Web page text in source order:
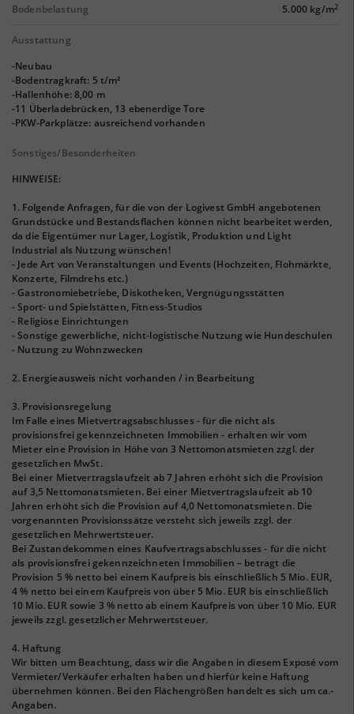
Bodenbelastung 5.000 kg/m2
Ausstattung
-Neubau
-Bodentragkraft: 5 t/m²
-Hallenhöhe: 8,00 m
-11 Überladebrücken, 13 ebenerdige Tore
-PKW-Parkplätze: ausreichend vorhanden
Sonstiges/Besonderheiten
HINWEISE:
1. Folgende Anfragen, für die von der Logivest GmbH angebotenen
Grundstücke und Bestandsflächen können nicht bearbeitet werden,
da die Eigentümer nur Lager, Logistik, Produktion und Light
Industrial als Nutzung wünschen!
- Jede Art von Veranstaltungen und Events (Hochzeiten, Flohmärkte,
Konzerte, Filmdrehs etc.)
- Gastronomiebetriebe, Diskotheken, Vergnügungsstätten
- Sport- und Spielstätten, Fitness-Studios
- Religiöse Einrichtungen
- Sonstige gewerbliche, nicht-logistische Nutzung wie Hundeschulen
- Nutzung zu Wohnzwecken
2. Energieausweis nicht vorhanden / in Bearbeitung
3. Provisionsregelung
Im Falle eines Mietvertragsabschlusses - für die nicht als
provisionsfrei gekennzeichneten Immobilien - erhalten wir vom
Mieter eine Provision in Höhe von 3 Nettomonatsmieten zzgl. der
gesetzlichen MwSt.
Bei einer Mietvertragslaufzeit ab 7 Jahren erhöht sich die Provision
auf 3,5 Nettomonatsmieten. Bei einer Mietvertragslaufzeit ab 10
Jahren erhöht sich die Provision auf 4,0 Nettomonatsmieten. Die
vorgenannten Provisionssätze versteht sich jeweils zzgl. der
gesetzlichen Mehrwertsteuer.
Bei Zustandekommen eines Kaufvertragsabschlusses - für die nicht
als provisionsfrei gekennzeichneten Immobilien – betragt die
Provision 5 % netto bei einem Kaufpreis bis einschließlich 5 Mio. EUR,
4 % netto bei einem Kaufpreis von über 5 Mio. EUR bis einschließlich
10 Mio. EUR sowie 3 % netto ab einem Kaufpreis von über 10 Mio. EUR
jeweils zzgl. gesetzlicher Mehrwertsteuer.
4. Haftung
Wir bitten um Beachtung, dass wir die Angaben in diesem Exposé vom
Vermieter/Verkäufer erhalten haben und hierfür keine Haftung
übernehmen können. Bei den Flächengrößen handelt es sich um ca.-
Angaben.